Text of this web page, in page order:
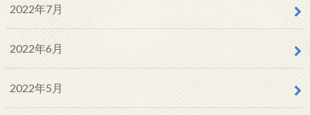
2022年7月
2022年6月
2022年5月